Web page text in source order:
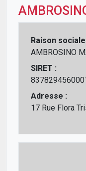
Raison sociale
AMBROSINO
SIRET :
Adresse :
17 Rue Flora